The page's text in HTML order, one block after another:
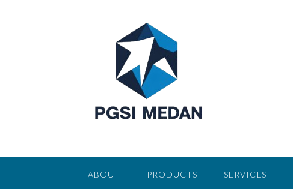
ABOUT PRODUCTS SERVICES